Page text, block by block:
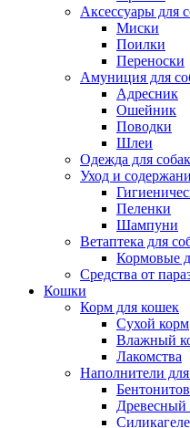
Аксессуары для
Миски
Поилки
Переноски
Амуниция для
Адресник
Ошейник
Поводки
Шлеи
Одежда для собак
Уход и
Пеленки
Шампуни
Ветаптека для
Кормовые
Средства от
Кошки
Корм для кошек
Сухой корм
Влажный
Лакомства
Наполнители для
Древесный